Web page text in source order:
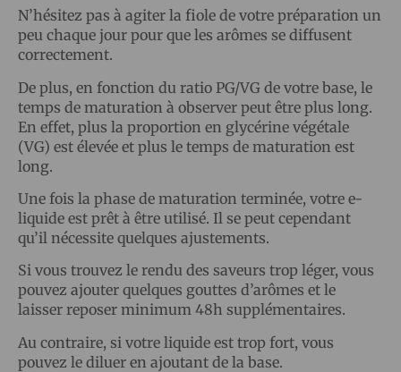
N’hésitez pas à agiter la fiole de votre préparation un
peu chaque jour pour que les arômes se diffusent
correctement.
De plus, en fonction du ratio PG/VG de votre base, le
temps de maturation à observer peut être plus long.
En effet, plus la proportion en glycérine végétale
(VG) est élevée et plus le temps de maturation est
long.
Une fois la phase de maturation terminée, votre e-
liquide est prêt à être utilisé. Il se peut cependant
qu’il nécessite quelques ajustements.
Si vous trouvez le rendu des saveurs trop léger, vous
pouvez ajouter quelques gouttes d’arômes et le
laisser reposer minimum 48h supplémentaires.
Au contraire, si votre liquide est trop fort, vous
pouvez le diluer en ajoutant de la base.